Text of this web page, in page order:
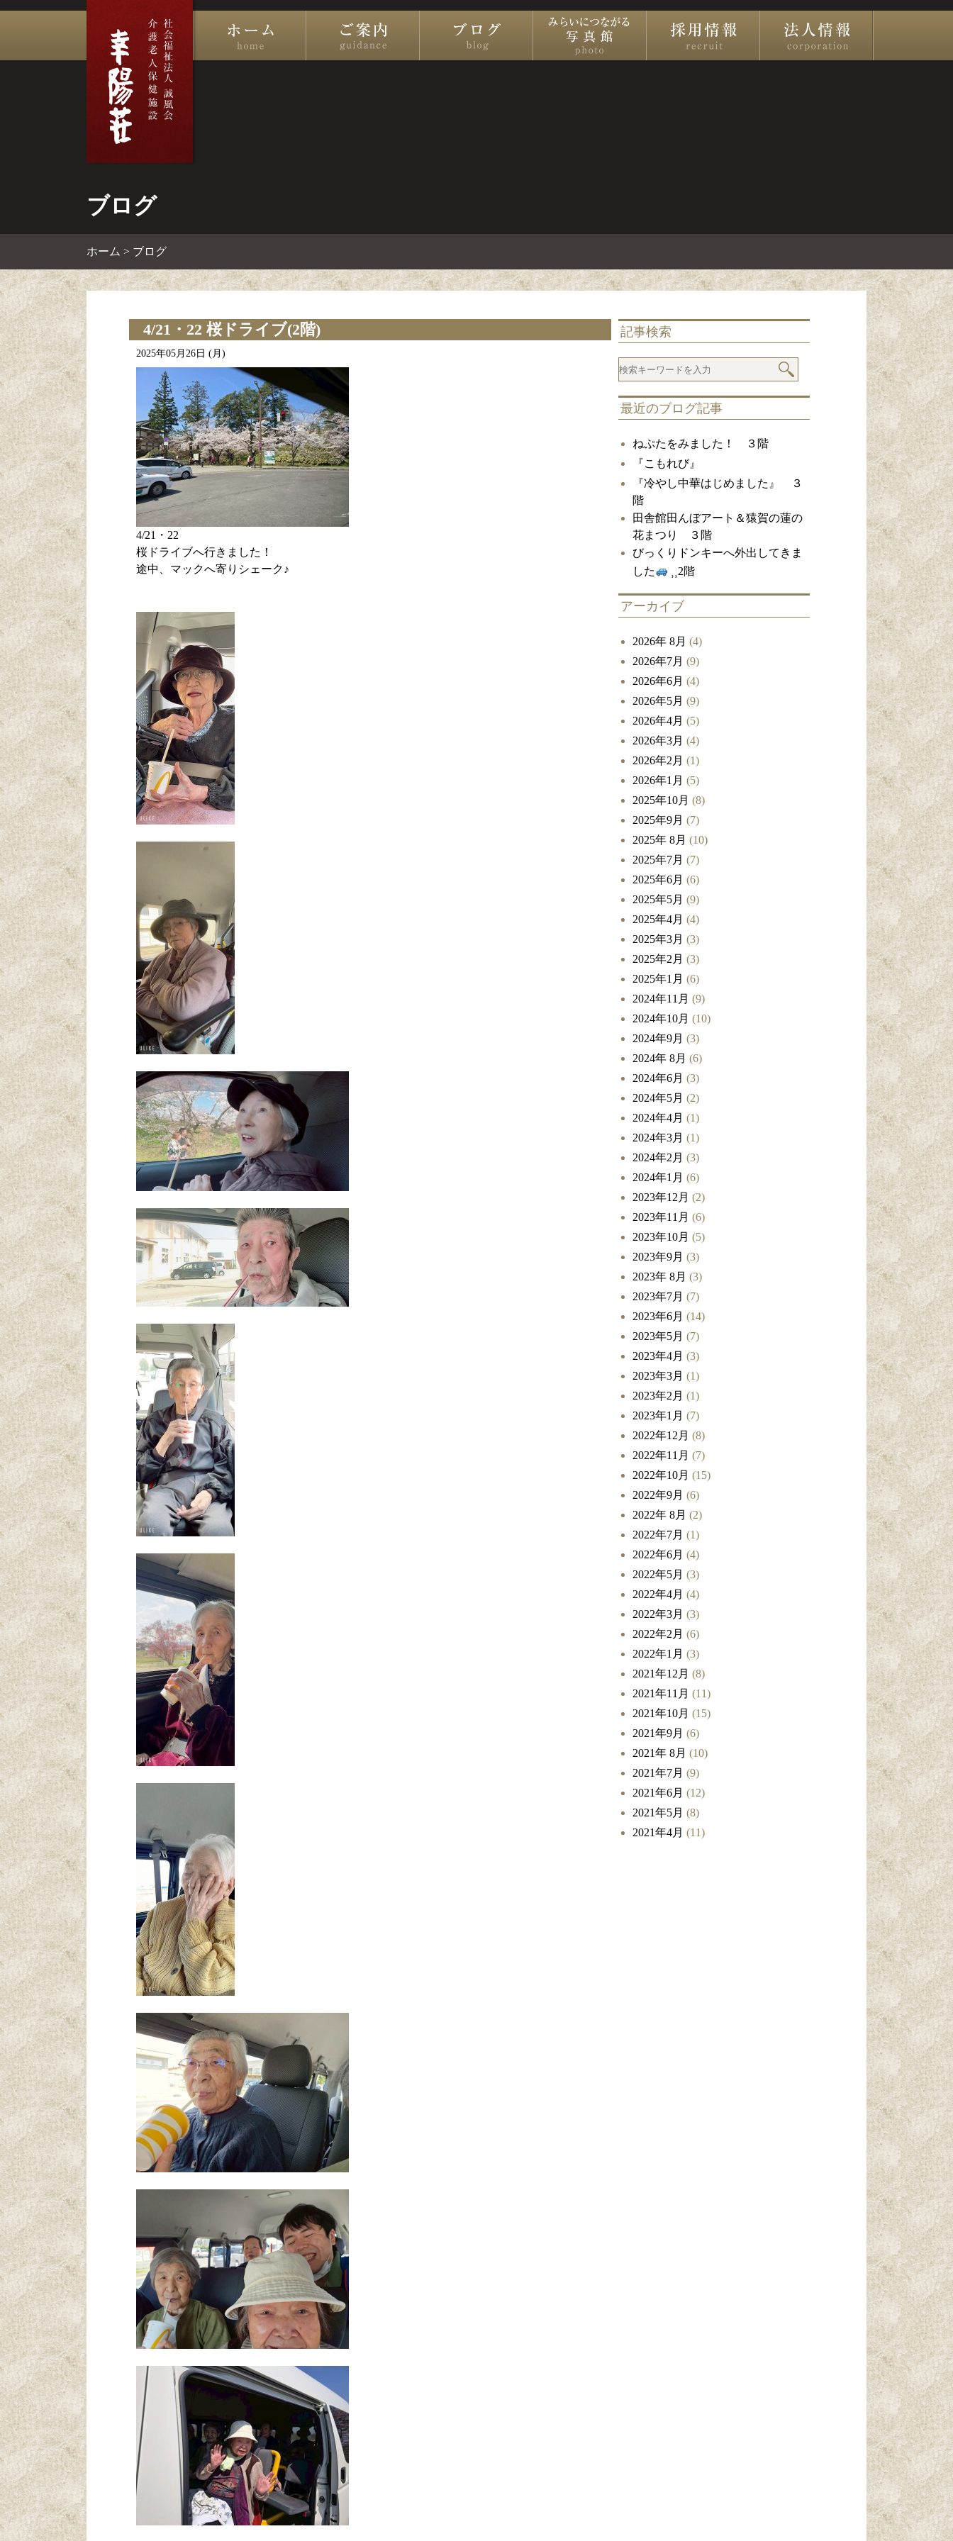
ブログ
ホーム > ブログ
4/21・22 桜ドライブ(2階)
2025年05月26日 (月)
4/21・22
桜ドライブへ行きました！
途中、マックへ寄りシェーク♪
記事検索
最近のブログ記事
ねぷたをみました！ ３階
『こもれび』
『冷やし中華はじめました』 ３
階
田舎館田んぼアート＆猿賀の蓮の
花まつり ３階
びっくりドンキーへ外出してきま
した
⸒⸒2階
アーカイブ
2026年 8月 (4)
2026年7月 (9)
2026年6月 (4)
2026年5月 (9)
2026年4月 (5)
2026年3月 (4)
2026年2月 (1)
2026年1月 (5)
2025年10月 (8)
2025年9月 (7)
2025年 8月 (10)
2025年7月 (7)
2025年6月 (6)
2025年5月 (9)
2025年4月 (4)
2025年3月 (3)
2025年2月 (3)
2025年1月 (6)
2024年11月 (9)
2024年10月 (10)
2024年9月 (3)
2024年 8月 (6)
2024年6月 (3)
2024年5月 (2)
2024年4月 (1)
2024年3月 (1)
2024年2月 (3)
2024年1月 (6)
2023年12月 (2)
2023年11月 (6)
2023年10月 (5)
2023年9月 (3)
2023年 8月 (3)
2023年7月 (7)
2023年6月 (14)
2023年5月 (7)
2023年4月 (3)
2023年3月 (1)
2023年2月 (1)
2023年1月 (7)
2022年12月 (8)
2022年11月 (7)
2022年10月 (15)
2022年9月 (6)
2022年 8月 (2)
2022年7月 (1)
2022年6月 (4)
2022年5月 (3)
2022年4月 (4)
2022年3月 (3)
2022年2月 (6)
2022年1月 (3)
2021年12月 (8)
2021年11月 (11)
2021年10月 (15)
2021年9月 (6)
2021年 8月 (10)
2021年7月 (9)
2021年6月 (12)
2021年5月 (8)
2021年4月 (11)